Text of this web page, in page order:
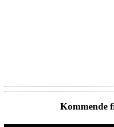
Kommende